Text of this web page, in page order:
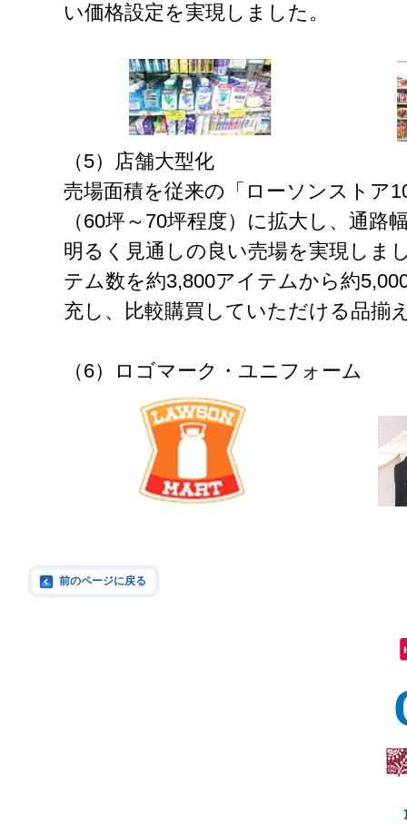
い価格設定を実現しました。
（5）店舗大型化
売場面積を従来の「ローソンストア
（60坪～70坪程度）に拡大し、通路
明るく見通しの良い売場を実現しま
テム数を約3,800アイテムから約
充し、比較購買していただける品揃
（6）ロゴマーク・ユニフォーム
前のページに戻る